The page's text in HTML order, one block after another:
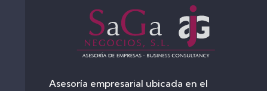
Asesoría empresarial ubicada en el